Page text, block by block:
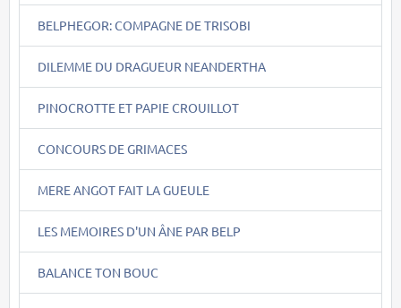
BELPHEGOR: COMPAGNE DE TRISOBI
DILEMME DU DRAGUEUR NEANDERTHA
PINOCROTTE ET PAPIE CROUILLOT
CONCOURS DE GRIMACES
MERE ANGOT FAIT LA GUEULE
LES MEMOIRES D'UN ÂNE PAR BELP
BALANCE TON BOUC